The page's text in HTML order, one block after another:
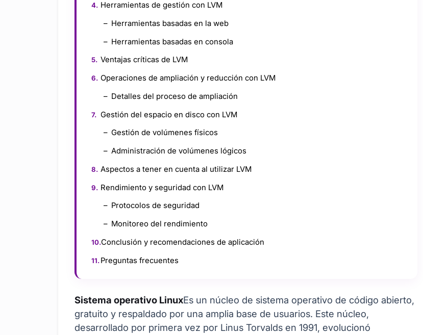
Herramientas de gestión con LVM
Herramientas basadas en la web
Herramientas basadas en consola
Ventajas críticas de LVM
Operaciones de ampliación y reducción con LVM
Detalles del proceso de ampliación
Gestión del espacio en disco con LVM
Gestión de volúmenes físicos
Administración de volúmenes lógicos
Aspectos a tener en cuenta al utilizar LVM
Rendimiento y seguridad con LVM
Protocolos de seguridad
Monitoreo del rendimiento
Conclusión y recomendaciones de aplicación
Preguntas frecuentes
Sistema operativo LinuxEs un núcleo de sistema operativo de código abierto,
gratuito y respaldado por una amplia base de usuarios. Este núcleo,
desarrollado por primera vez por Linus Torvalds en 1991, evolucionó